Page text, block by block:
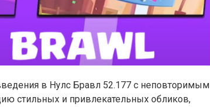
в Нулс Бравл 52.177 с неповторимым
стильных и привлекательных обликов,